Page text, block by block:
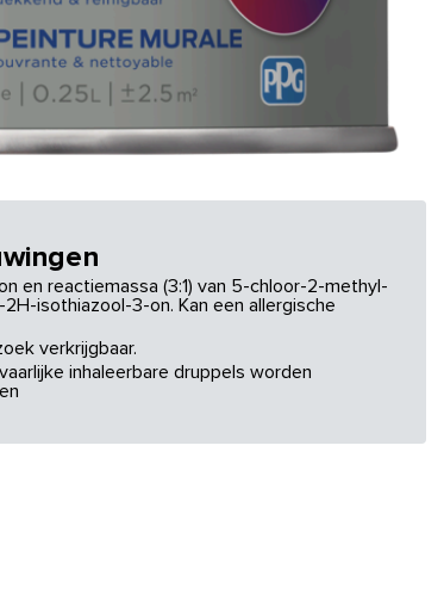
en reactiemassa (3:1) van 5-chloor-2-methyl-
isothiazool-3-on. Kan een allergische
verkrijgbaar.
inhaleerbare druppels worden